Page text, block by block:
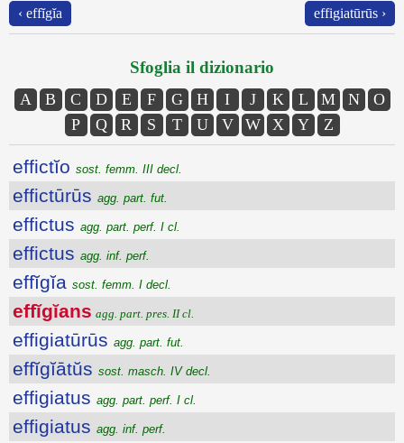
‹ effĭgĭa effigiatūrūs ›
Sfoglia il dizionario
A B C D E F G H I J K L M N
O
P
Q R S T U V W X Y Z
effictĭo sost. femm. III decl.
effictūrūs agg. part. fut.
effictus agg. part. perf. I cl.
effictus agg. inf. perf.
effĭgĭa sost. femm. I decl.
effĭgĭans agg. part. pres. II cl.
effigiatūrūs agg. part. fut.
effĭgĭātŭs sost. masch. IV decl.
effigiatus agg. part. perf. I cl.
effigiatus agg. inf. perf.